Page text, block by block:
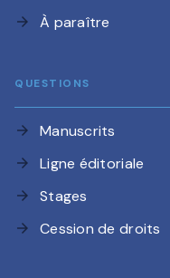
arrow_forward À paraître
QUESTIONS
arrow_forward Manuscrits
arrow_forward Ligne éditoriale
arrow_forward Stages
arrow_forward Cession de droits